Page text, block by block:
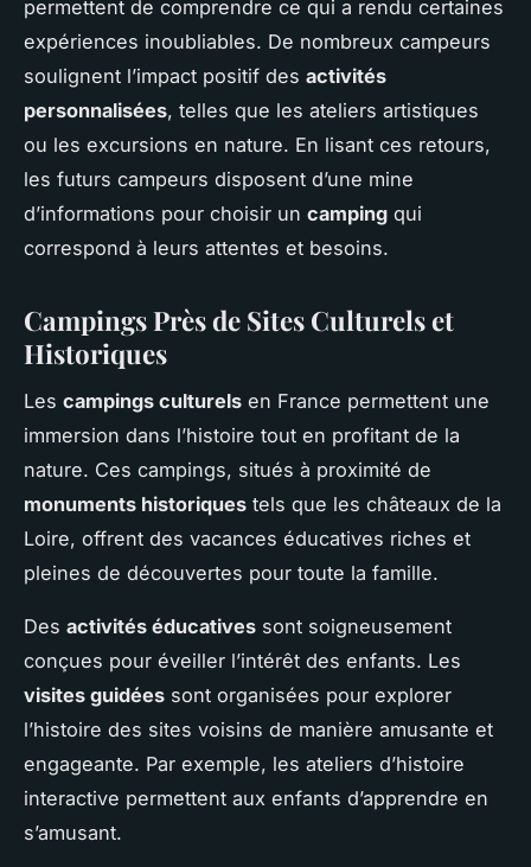
permettent de comprendre ce qui a rendu certaines
expériences inoubliables. De nombreux campeurs
soulignent l’impact positif des activités
personnalisées, telles que les ateliers artistiques
ou les excursions en nature. En lisant ces retours,
les futurs campeurs disposent d’une mine
d’informations pour choisir un camping qui
correspond à leurs attentes et besoins.
Campings Près de Sites Culturels et
Historiques
Les campings culturels en France permettent une
immersion dans l’histoire tout en profitant de la
nature. Ces campings, situés à proximité de
monuments historiques tels que les châteaux de la
Loire, offrent des vacances éducatives riches et
pleines de découvertes pour toute la famille.
Des activités éducatives sont soigneusement
conçues pour éveiller l’intérêt des enfants. Les
visites guidées sont organisées pour explorer
l’histoire des sites voisins de manière amusante et
engageante. Par exemple, les ateliers d’histoire
interactive permettent aux enfants d’apprendre en
s’amusant.